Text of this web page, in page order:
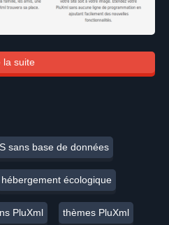
la suite
sans base de données
hébergement écologique
PluXml thèmes PluXml